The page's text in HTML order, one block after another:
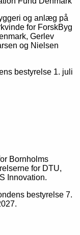
og anlæg på
for ForskByg
Gerlev
og Nielsen
bestyrelse 1. juli
Bornholms
for DTU,
Innovation.
bestyrelse 7.